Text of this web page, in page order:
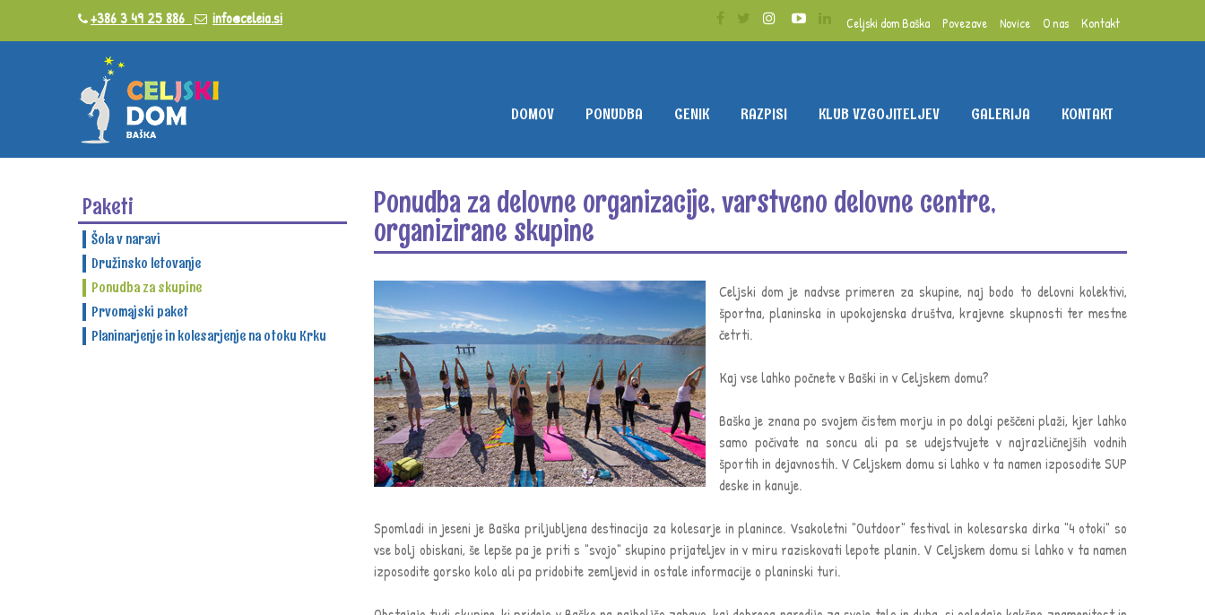
+386 3 49 25 886 info@celeia.si Celjski dom Baška Povezave Novice O nas Kontakt
DOMOV PONUDBA CENIK RAZPISI KLUB VZGOJITELJEV GALERIJA KONTAKT
Paketi
Šola v naravi
Družinsko letovanje
Ponudba za skupine
Prvomajski paket
Planinarjenje in kolesarjenje na otoku Krku
Ponudba za delovne organizacije, varstveno delovne centre,
organizirane skupine
Celjski dom je nadvse primeren za skupine, naj bodo to delovni kolektivi,
športna, planinska in upokojenska društva, krajevne skupnosti ter mestne
četrti.
Kaj vse lahko počnete v Baški in v Celjskem domu?
Baška je znana po svojem čistem morju in po dolgi peščeni plaži, kjer lahko
samo počivate na soncu ali pa se udejstvujete v najrazličnejših vodnih
športih in dejavnostih. V Celjskem domu si lahko v ta namen izposodite SUP
deske in kanuje.
Spomladi in jeseni je Baška priljubljena destinacija za kolesarje in planince. Vsakoletni "Outdoor" festival in kolesarska dirka "4 otoki" so
vse bolj obiskani, še lepše pa je priti s "svojo" skupino prijateljev in v miru raziskovati lepote planin. V Celjskem domu si lahko v ta namen
izposodite gorsko kolo ali pa pridobite zemljevid in ostale informacije o planinski turi.